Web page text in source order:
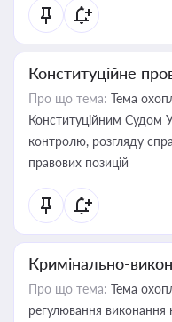
Конституційне
Про що тема: Тема
Конституційним Судом
контролю, розгляду
правових позицій
Кримінально-
Про що тема: Тема
регулювання виконання